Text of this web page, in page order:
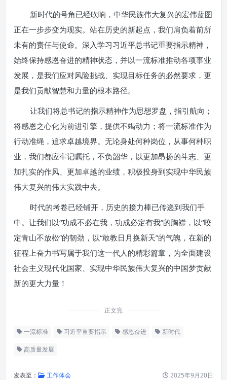
新时代的号角已经吹响，中华民族伟大复兴的宏伟蓝图
正在一步步变为现实。站在历史的新起点，我们肩负着前所
未有的责任与使命。深入学习习近平总书记重要指示精神，
始终保持感恩奋进的精神状态，并以一流标准推动各项事业
发展，是我们应对风险挑战、实现目标任务的必然要求，更
是我们贡献智慧和力量的根本路径。
让我们将总书记的指示精神作为思想罗盘，指引航向；
将感恩之心化为前进引擎，提供不竭动力；将一流标准作为
行动准绳，追求卓越境界。无论身处何种岗位，从事何种职
业，我们都应牢记嘱托，不负韶华，以更加昂扬的斗志、更
加扎实的作风、更加卓越的业绩，积极投身到实现中华民族
伟大复兴的伟大实践中去。
时代的考卷已经铺开，历史的接力棒已传递到我们手
中。让我们以“功成不必在我，功成必定有我”的胸襟，以“咬
定青山不放松”的韧劲，以“敢教日月换新天”的气魄，在新的
征程上奋力书写属于我们这一代人的精彩篇章，为全面建设
社会主义现代化国家、实现中华民族伟大复兴的中国梦贡献
新的更大力量！
正文完
一流标准 习近平重要指示 感恩奋进 新时代
高质量发展
发表至： 工作体会 2025年9月20日